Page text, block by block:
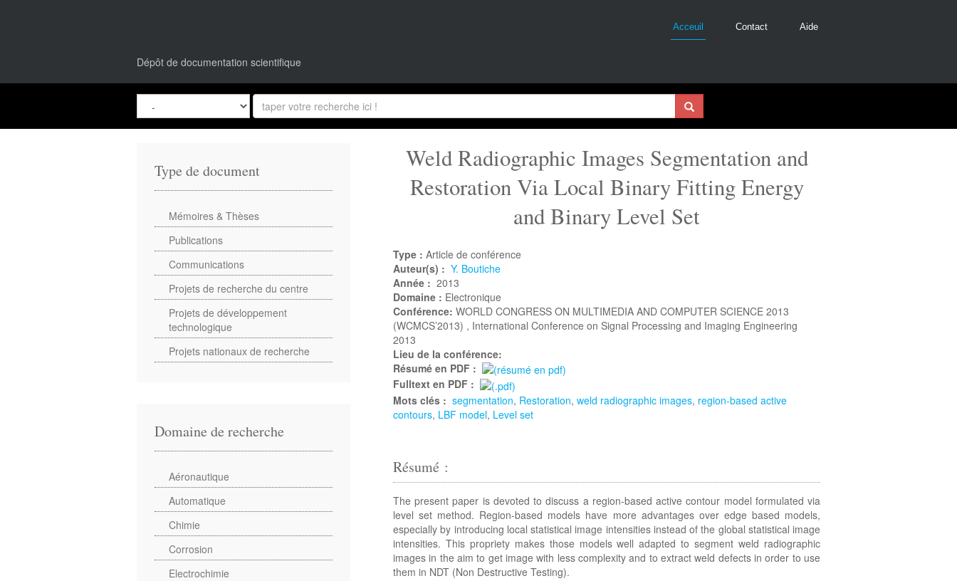
Dépôt de documentation scientifique
Acceuil Contact Aide
Weld Radiographic Images Segmentation and
Restoration Via Local Binary Fitting Energy
and Binary Level Set
Type : Article de conférence
Auteur(s) : Y. Boutiche
Année : 2013
Domaine : Electronique
Conférence: WORLD CONGRESS ON MULTIMEDIA AND COMPUTER SCIENCE 2013
(WCMCS’2013) , International Conference on Signal Processing and Imaging Engineering
2013
Lieu de la conférence:
Résumé en PDF :
Fulltext en PDF :
Mots clés : segmentation, Restoration, weld radiographic images, region-based active
contours, LBF model, Level set
Résumé :
The present paper is devoted to discuss a region-based active contour model formulated via
level set method. Region-based models have more advantages over edge based models,
especially by introducing local statistical image intensities instead of the global statistical image
intensities. This propriety makes those models well adapted to segment weld radiographic
images in the aim to get image with less complexity and to extract weld defects in order to use
them in NDT (Non Destructive Testing).
Type de document
Mémoires & Thèses
Publications
Communications
Projets de recherche du centre
Projets de développement
technologique
Projets nationaux de recherche
Domaine de recherche
Aéronautique
Automatique
Chimie
Corrosion
Electrochimie